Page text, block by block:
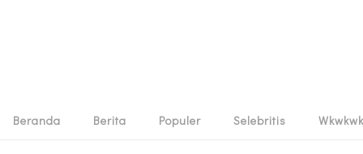
Beranda Berita Populer Selebritis Wkwkwk